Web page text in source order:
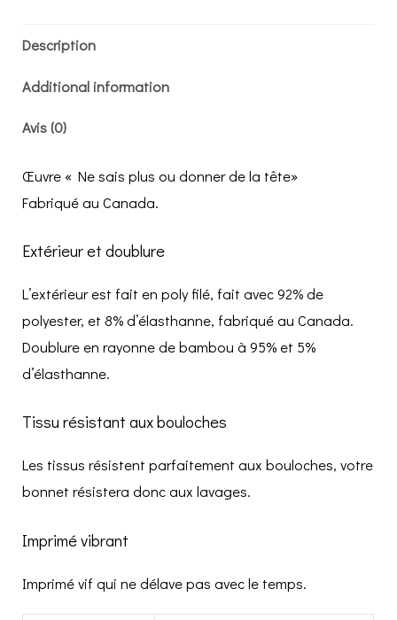
tête
Description
Additional information
Avis (0)
Œuvre « Ne sais plus ou donner de la tête»
Fabriqué au Canada.
Extérieur et doublure
L’extérieur est fait en poly filé, fait avec 92% de
polyester, et 8% d’élasthanne, fabriqué au Canada.
Doublure en rayonne de bambou à 95% et 5%
d’élasthanne.
Tissu résistant aux bouloches
Les tissus résistent parfaitement aux bouloches, votre
bonnet résistera donc aux lavages.
Imprimé vibrant
Imprimé vif qui ne délave pas avec le temps.